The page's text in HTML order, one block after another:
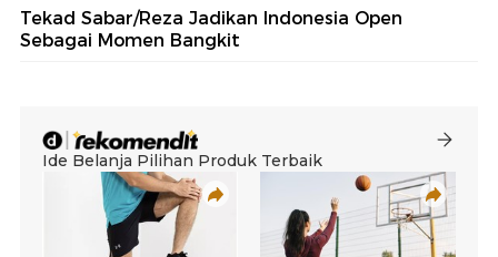
Tekad Sabar/Reza Jadikan Indonesia Open
Sebagai Momen Bangkit